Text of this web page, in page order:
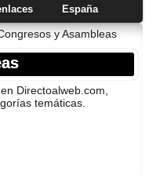
España
y Asambleas
Directoalweb.com,
temáticas.